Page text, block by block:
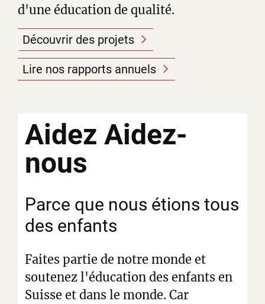
d'une éducation de qualité.
Découvrir des projets
Lire nos rapports annuels
Aidez Aidez-
nous
Parce que nous étions tous
des enfants
Faites partie de notre monde et
soutenez l'éducation des enfants en
Suisse et dans le monde. Car